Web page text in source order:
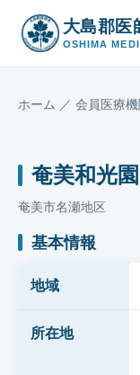
大島郡医
OSHIMA
ホーム ／ 会員医療
奄美和光園
奄美市名瀬地区
基本情報
地域
所在地